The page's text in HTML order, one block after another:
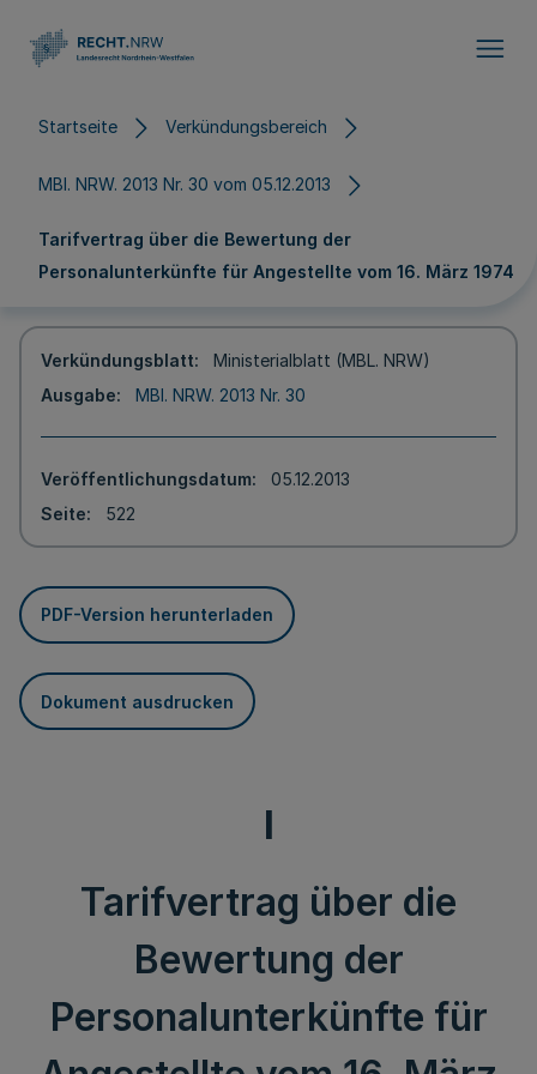
Startseite Verkündungsbereich
MBl. NRW. 2013 Nr. 30 vom 05.12.2013
Tarifvertrag über die Bewertung der
Personalunterkünfte für Angestellte vom 16. März 1974
Verkündungsblatt
Ministerialblatt (MBL. NRW)
Ausgabe
MBl. NRW. 2013 Nr. 30
Veröffentlichungsdatum
05.12.2013
Seite
522
PDF-Version herunterladen
Dokument ausdrucken
I
Tarifvertrag über die
Bewertung der
Personalunterkünfte für